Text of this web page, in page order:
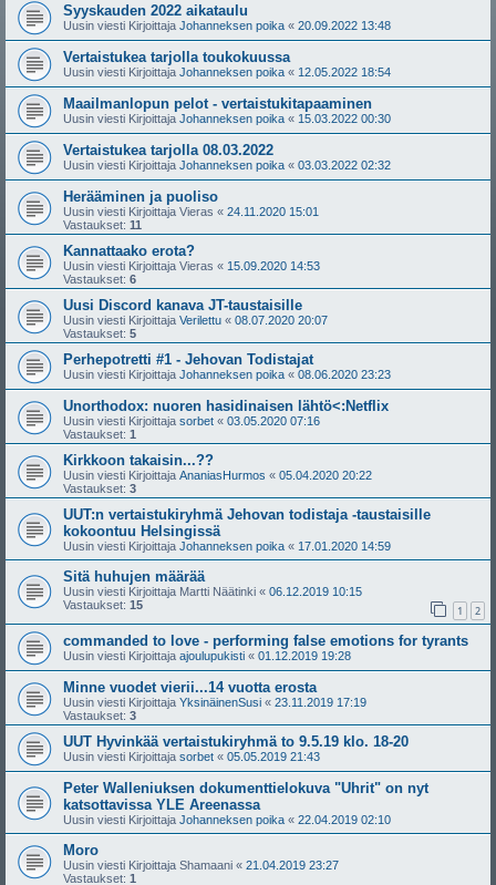
Syyskauden 2022 aikataulu
Uusin viesti Kirjoittaja Johanneksen poika « 20.09.2022 13:48
Vertaistukea tarjolla toukokuussa
Uusin viesti Kirjoittaja Johanneksen poika « 12.05.2022 18:54
Maailmanlopun pelot - vertaistukitapaaminen
Uusin viesti Kirjoittaja Johanneksen poika « 15.03.2022 00:30
Vertaistukea tarjolla 08.03.2022
Uusin viesti Kirjoittaja Johanneksen poika « 03.03.2022 02:32
Herääminen ja puoliso
Uusin viesti Kirjoittaja Vieras « 24.11.2020 15:01
Vastaukset: 11
Kannattaako erota?
Uusin viesti Kirjoittaja Vieras « 15.09.2020 14:53
Vastaukset: 6
Uusi Discord kanava JT-taustaisille
Uusin viesti Kirjoittaja Verilettu « 08.07.2020 20:07
Vastaukset: 5
Perhepotretti #1 - Jehovan Todistajat
Uusin viesti Kirjoittaja Johanneksen poika « 08.06.2020 23:23
Unorthodox: nuoren hasidinaisen lähtö<:Netflix
Uusin viesti Kirjoittaja sorbet « 03.05.2020 07:16
Vastaukset: 1
Kirkkoon takaisin...??
Uusin viesti Kirjoittaja AnaniasHurmos « 05.04.2020 20:22
Vastaukset: 3
UUT:n vertaistukiryhmä Jehovan todistaja -taustaisille
kokoontuu Helsingissä
Uusin viesti Kirjoittaja Johanneksen poika « 17.01.2020 14:59
Sitä huhujen määrää
Uusin viesti Kirjoittaja Martti Näätinki « 06.12.2019 10:15
Vastaukset: 15 1 2
commanded to love - performing false emotions for tyrants
Uusin viesti Kirjoittaja ajoulupukisti « 01.12.2019 19:28
Minne vuodet vierii...14 vuotta erosta
Uusin viesti Kirjoittaja YksinäinenSusi « 23.11.2019 17:19
Vastaukset: 3
UUT Hyvinkää vertaistukiryhmä to 9.5.19 klo. 18-20
Uusin viesti Kirjoittaja sorbet « 05.05.2019 21:43
Peter Walleniuksen dokumenttielokuva "Uhrit" on nyt
katsottavissa YLE Areenassa
Uusin viesti Kirjoittaja Johanneksen poika « 22.04.2019 02:10
Moro
Uusin viesti Kirjoittaja Shamaani « 21.04.2019 23:27
Vastaukset: 1